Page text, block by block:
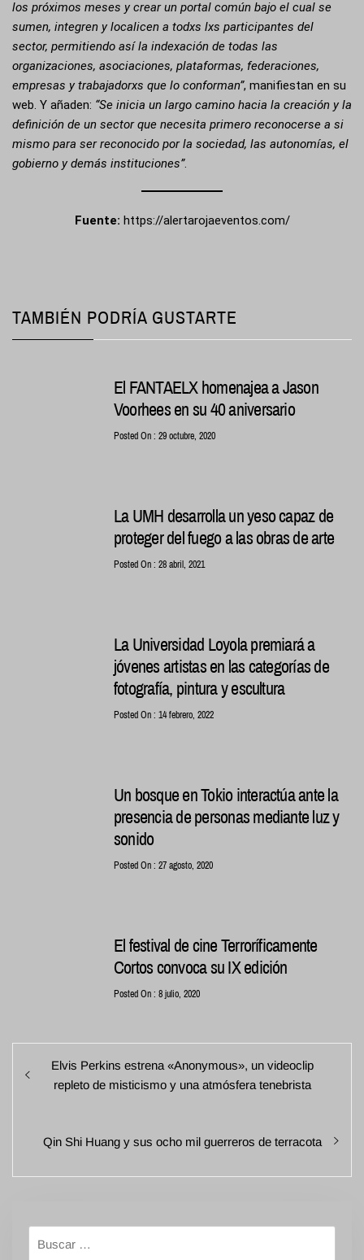
los próximos meses y crear un portal común bajo el cual se
sumen, integren y localicen a todxs lxs participantes del
sector, permitiendo así la indexación de todas las
organizaciones, asociaciones, plataformas, federaciones,
empresas y trabajadorxs que lo conforman”, manifiestan en su
web. Y añaden: “Se inicia un largo camino hacia la creación y la
definición de un sector que necesita primero reconocerse a si
mismo para ser reconocido por la sociedad, las autonomías, el
gobierno y demás instituciones”.
Fuente: https://alertarojaeventos.com/
TAMBIÉN PODRÍA GUSTARTE
El FANTAELX homenajea a Jason
Voorhees en su 40 aniversario
Posted On : 29 octubre, 2020
La UMH desarrolla un yeso capaz de
proteger del fuego a las obras de arte
Posted On : 28 abril, 2021
La Universidad Loyola premiará a
jóvenes artistas en las categorías de
fotografía, pintura y escultura
Posted On : 14 febrero, 2022
Un bosque en Tokio interactúa ante la
presencia de personas mediante luz y
sonido
Posted On : 27 agosto, 2020
El festival de cine Terroríficamente
Cortos convoca su IX edición
Posted On : 8 julio, 2020
Navegación
de
Entrada
anterior:
Elvis Perkins estrena «Anonymous», un videoclip
repleto de misticismo y una atmósfera tenebrista
Entrada
Qin Shi Huang y sus ocho mil guerreros de terracota